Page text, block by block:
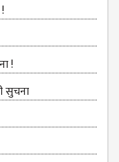
!
सुचना